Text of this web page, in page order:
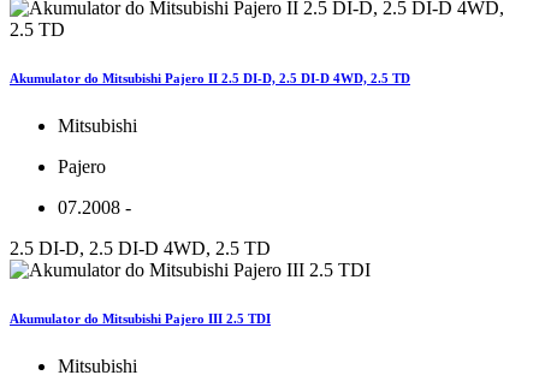
Akumulator do Mitsubishi Pajero II 2.5 DI-D, 2.5 DI-D 4WD, 2.5 TD
Mitsubishi
Pajero
07.2008 -
2.5 DI-D, 2.5 DI-D 4WD, 2.5 TD
Akumulator do Mitsubishi Pajero III 2.5 TDI
Mitsubishi